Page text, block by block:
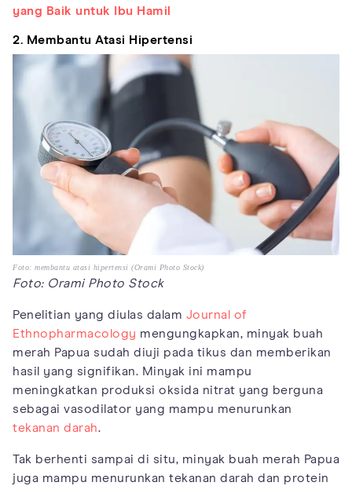
yang Baik untuk Ibu Hamil
2. Membantu Atasi Hipertensi
Foto: membantu atasi hipertensi (Orami Photo Stock)
Foto: Orami Photo Stock
Penelitian yang diulas dalam Journal of
Ethnopharmacology mengungkapkan, minyak buah
merah Papua sudah diuji pada tikus dan memberikan
hasil yang signifikan. Minyak ini mampu
meningkatkan produksi oksida nitrat yang berguna
sebagai vasodilator yang mampu menurunkan
tekanan darah.
Tak berhenti sampai di situ, minyak buah merah Papua
juga mampu menurunkan tekanan darah dan protein